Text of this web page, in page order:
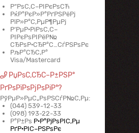
Р“РѕС‚С–РІРєРѕСЋ
РќР°РєР»Р°РґРЅРёРј
РїР»Р°С‚РµР¶РµРј
Р‘РµР·РіРѕС‚С–
РІРєРѕРІРёР№
СЂРѕР·СЂР°С…СѓРЅРѕРє
РљР°СЂС‚Р°
Visa/Mastercard
РџРѕС‚СЂС–Р±РЅР°
РґРѕРїРѕРјРѕРіР°?
РўРµР»РµС„РѕРЅСѓР№С‚Рµ:
(044) 539-12-33
(098) 193-22-33
Р°Р±Рѕ Р·Р°РјРѕРІС‚Рµ
РґР·РІС–РЅРѕРє